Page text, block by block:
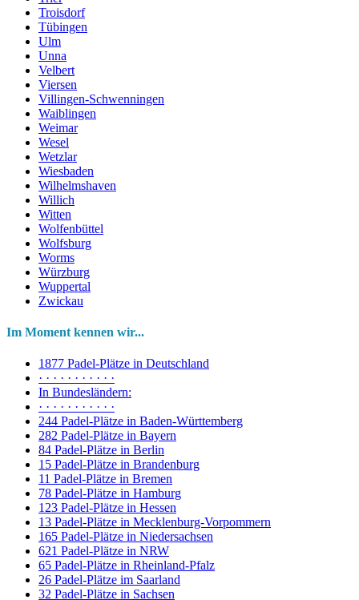
Troisdorf
Tübingen
Ulm
Unna
Velbert
Viersen
Villingen-Schwenningen
Waiblingen
Weimar
Wesel
Wetzlar
Wiesbaden
Wilhelmshaven
Willich
Witten
Wolfenbüttel
Wolfsburg
Worms
Würzburg
Wuppertal
Zwickau
Im Moment kennen wir...
1877 Padel-Plätze in Deutschland
· · · · · · · · · · ·
In Bundesländern:
· · · · · · · · · · ·
244 Padel-Plätze in Baden-Württemberg
282 Padel-Plätze in Bayern
84 Padel-Plätze in Berlin
15 Padel-Plätze in Brandenburg
11 Padel-Plätze in Bremen
78 Padel-Plätze in Hamburg
123 Padel-Plätze in Hessen
13 Padel-Plätze in Mecklenburg-Vorpommern
165 Padel-Plätze in Niedersachsen
621 Padel-Plätze in NRW
65 Padel-Plätze in Rheinland-Pfalz
26 Padel-Plätze im Saarland
32 Padel-Plätze in Sachsen